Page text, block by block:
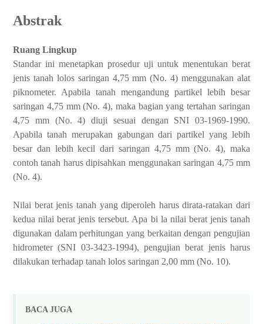
Abstrak
Ruang Lingkup
Standar ini menetapkan prosedur uji untuk menentukan berat
jenis tanah lolos saringan 4,75 mm (No. 4) menggunakan alat
piknometer. Apabila tanah mengandung partikel lebih besar
saringan 4,75 mm (No. 4), maka bagian yang tertahan saringan
4,75 mm (No. 4) diuji sesuai dengan SNI 03-1969-1990.
Apabila tanah merupakan gabungan dari partikel yang lebih
besar dan lebih kecil dari saringan 4,75 mm (No. 4), maka
contoh tanah harus dipisahkan menggunakan saringan 4,75 mm
(No. 4).
Nilai berat jenis tanah yang diperoleh harus dirata-ratakan dari
kedua nilai berat jenis tersebut. Apa bi la nilai berat jenis tanah
digunakan dalam perhitungan yang berkaitan dengan pengujian
hidrometer (SNI 03-3423-1994), pengujian berat jenis harus
dilakukan terhadap tanah lolos saringan 2,00 mm (No. 10).
BACA JUGA